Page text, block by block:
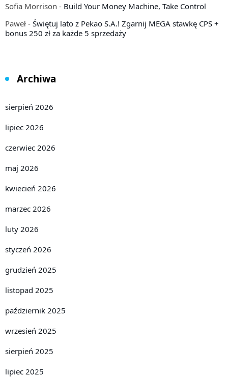
Sofia Morrison - Build Your Money Machine, Take Control
Paweł - Świętuj lato z Pekao S.A.! Zgarnij MEGA stawkę CPS +
bonus 250 zł za każde 5 sprzedaży
Archiwa
sierpień 2026
lipiec 2026
czerwiec 2026
maj 2026
kwiecień 2026
marzec 2026
luty 2026
styczeń 2026
grudzień 2025
listopad 2025
październik 2025
wrzesień 2025
sierpień 2025
lipiec 2025